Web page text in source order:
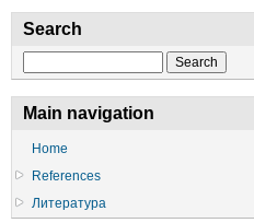
Search
Main navigation
Home
References
Литература